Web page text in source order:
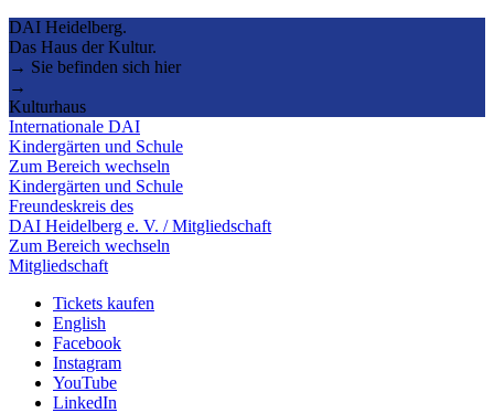
DAI Heidelberg.
Das Haus der Kultur.
→ Sie befinden sich hier
→
Kulturhaus
Internationale DAI
Kindergärten und Schule
Zum Bereich wechseln
Kindergärten und Schule
Freundeskreis des
DAI Heidelberg e. V. / Mitgliedschaft
Zum Bereich wechseln
Mitgliedschaft
Tickets kaufen
English
Facebook
Instagram
YouTube
LinkedIn